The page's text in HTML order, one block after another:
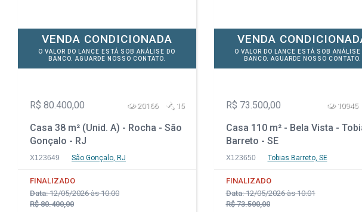
VENDA CONDICIONADA
O VALOR DO LANCE ESTÁ SOB ANÁLISE DO
BANCO. AGUARDE NOSSO CONTATO.
R$ 80.400,00 20166 15
Casa 38 m² (Unid. A) - Rocha - São
Gonçalo - RJ
X123649 São Gonçalo, RJ
FINALIZADO
Data:12/05/2026 às 10:00
R$ 80.400,00
VENDA
O VALOR DO LANCE ESTÁ SOB ANÁLISE
BANCO. AGUARDE NOSSO CONTATO.
R$ 73.500,00 10945
Casa 110 m² - Bela Vista -
Barreto - SE
X123650 Tobias Barreto, SE
FINALIZADO
Data:12/05/2026 às 10:01
R$ 73.500,00